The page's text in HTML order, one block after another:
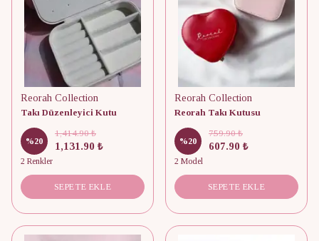
Reorah Collection
Takı Düzenleyici Kutu
%20
1,414.90 ₺
1,131.90 ₺
2 Renkler
SEPETE EKLE
Reorah Collection
Reorah Takı Kutusu
%20
759.90 ₺
607.90 ₺
2 Model
SEPETE EKLE